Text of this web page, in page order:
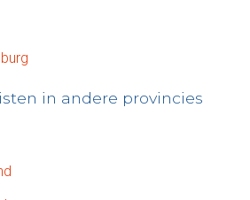
in andere provincies